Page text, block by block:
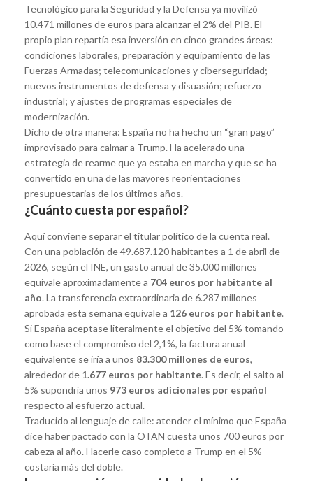
Tecnológico para la Seguridad y la Defensa ya movilizó
10.471 millones de euros para alcanzar el 2% del PIB. El
propio plan repartía esa inversión en cinco grandes áreas:
condiciones laborales, preparación y equipamiento de las
Fuerzas Armadas; telecomunicaciones y ciberseguridad;
nuevos instrumentos de defensa y disuasión; refuerzo
industrial; y ajustes de programas especiales de
modernización.
Dicho de otra manera: España no ha hecho un “gran pago”
improvisado para calmar a Trump. Ha acelerado una
estrategia de rearme que ya estaba en marcha y que se ha
convertido en una de las mayores reorientaciones
presupuestarias de los últimos años.
¿Cuánto cuesta por español?
Aquí conviene separar el titular político de la cuenta real.
Con una población de 49.687.120 habitantes a 1 de abril de
2026, según el INE, un gasto anual de 35.000 millones
equivale aproximadamente a 704 euros por habitante al
año. La transferencia extraordinaria de 6.287 millones
aprobada esta semana equivale a 126 euros por habitante.
Si España aceptase literalmente el objetivo del 5% tomando
como base el compromiso del 2,1%, la factura anual
equivalente se iría a unos 83.300 millones de euros,
alrededor de 1.677 euros por habitante. Es decir, el salto al
5% supondría unos 973 euros adicionales por español
respecto al esfuerzo actual.
Traducido al lenguaje de calle: atender el mínimo que España
dice haber pactado con la OTAN cuesta unos 700 euros por
cabeza al año. Hacerle caso completo a Trump en el 5%
costaría más del doble.